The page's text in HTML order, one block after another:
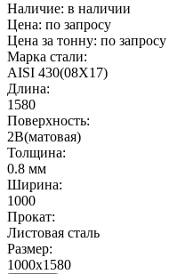
Наличие: в наличии
Цена: по запросу
Цена за тонну: по запросу
Марка стали:
AISI 430(08Х17)
Длина:
1580
Поверхность:
2В(матовая)
Толщина:
0.8 мм
Ширина:
1000
Прокат:
Листовая сталь
Размер:
1000х1580